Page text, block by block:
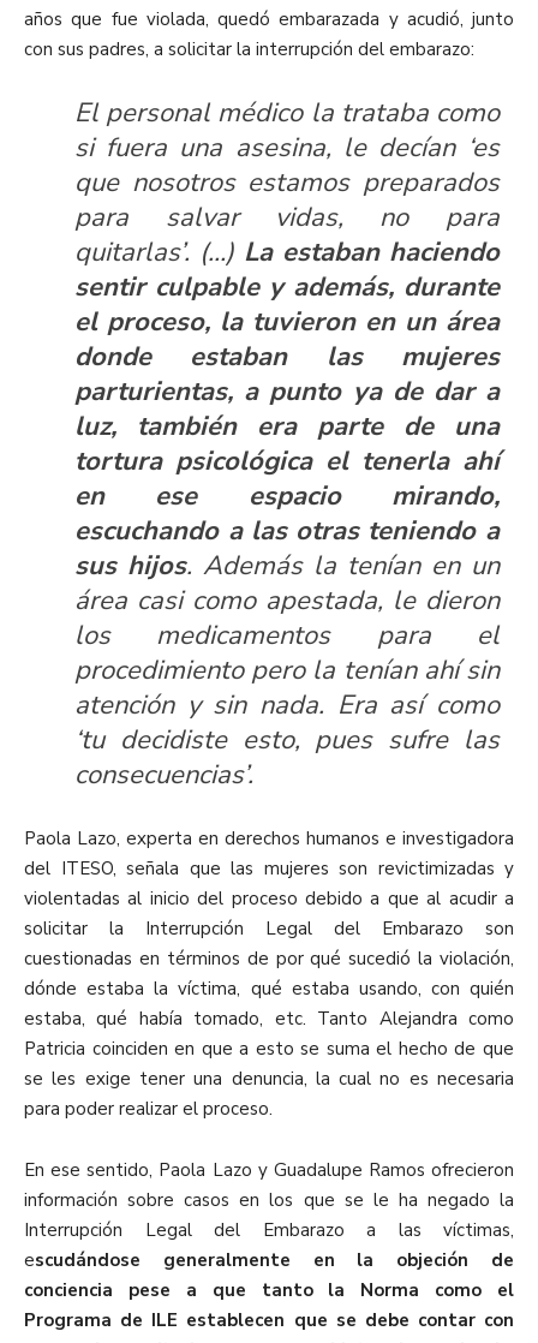
años que fue violada, quedó embarazada y acudió, junto
con sus padres, a solicitar la interrupción del embarazo:
El personal médico la trataba como
si fuera una asesina, le decían ‘es
que nosotros estamos preparados
para salvar vidas, no para
quitarlas’. (…) La estaban haciendo
sentir culpable y además, durante
el proceso, la tuvieron en un área
donde estaban las mujeres
parturientas, a punto ya de dar a
luz, también era parte de una
tortura psicológica el tenerla ahí
en ese espacio mirando,
escuchando a las otras teniendo a
sus hijos. Además la tenían en un
área casi como apestada, le dieron
los medicamentos para el
procedimiento pero la tenían ahí sin
atención y sin nada. Era así como
‘tu decidiste esto, pues sufre las
consecuencias’.
Paola Lazo, experta en derechos humanos e investigadora
del ITESO, señala que las mujeres son revictimizadas y
violentadas al inicio del proceso debido a que al acudir a
solicitar la Interrupción Legal del Embarazo son
cuestionadas en términos de por qué sucedió la violación,
dónde estaba la víctima, qué estaba usando, con quién
estaba, qué había tomado, etc. Tanto Alejandra como
Patricia coinciden en que a esto se suma el hecho de que
se les exige tener una denuncia, la cual no es necesaria
para poder realizar el proceso.
En ese sentido, Paola Lazo y Guadalupe Ramos ofrecieron
información sobre casos en los que se le ha negado la
Interrupción Legal del Embarazo a las víctimas,
escudándose generalmente en la objeción de
conciencia pese a que tanto la Norma como el
Programa de ILE establecen que se debe contar con